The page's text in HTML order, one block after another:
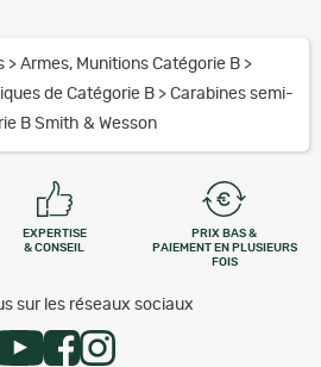
> Armes, Munitions Catégorie B >
de Catégorie B > Carabines semi-
B Smith & Wesson
EXPERTISE
& CONSEIL
PRIX BAS &
PAIEMENT EN PLUSIEURS
FOIS
sur les réseaux sociaux